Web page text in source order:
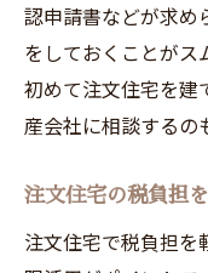
認申請書などが求め
をしておくことがス
初めて注文住宅を建
産会社に相談するの
注文住宅の税負担
注文住宅で税負担を